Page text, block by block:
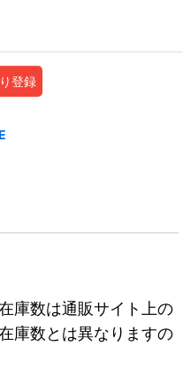
登録
庫数は通販サイト上の
庫数とは異なりますの